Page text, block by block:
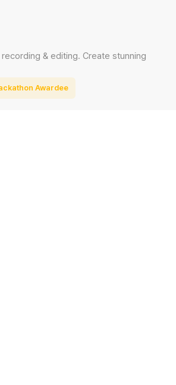
& editing. Create stunning
Awardee